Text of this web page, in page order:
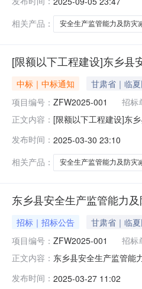
准扶贫项目否公告信息
相关产品：
安全生产监管能力及防灾
[限额以下工程建设]东乡县
中标｜中标通知 甘肃省｜临
项目编号： ZFW2025-001 招标
正文内容： [限额以下工程建设]东
示开始时间2025-03-
发布时间： 2025-03-30 23:10
相关产品：
安全生产监管能力及防灾
东乡县安全生产监管能力
招标｜招标公告 甘肃省｜临
项目编号： ZFW2025-001 招标
正文内容： 东乡县安全生产监管能
序号标包名称标包编号
发布时间： 2025-03-27 11:02